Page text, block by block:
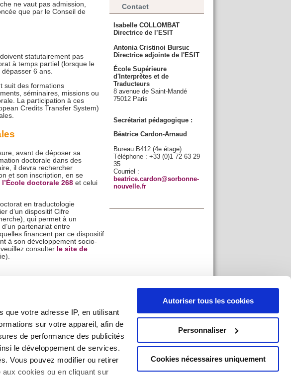
que votre adresse IP, en utilisant
sur votre appareil, afin de
de performance des publicités
le développement de services.
Vous pouvez modifier ou retirer
cookies ou en cliquant sur
Autoriser tous les cookies
Personnaliser
Cookies nécessaires uniquement
ne vaut pas admission,
que par le Conseil de
statutairement pas
à temps partiel (lorsque le
6 ans.
suit des formations
séminaires, missions ou
La participation à ces
Credits Transfer System)
avant de déposer sa
doctorale dans des
il devra rechercher
et son inscription, en se
doctorale 268et celui
en traductologie
d’un dispositif Cifre
qui permet à un
partenariat entre
financent par ce dispositif
à son développement socio-
consulter le site de
les besoins de
requis. Les docteurs en
assurer ou mettre en
d’œuvres traduites ou
internationales ou de
ou d’interprétation.
Contact
Isabelle COLLOMBAT
Directrice de l’ESIT
Antonia Cristinoi Bursuc
Directrice adjointe de l'ESIT
École Supérieure
d'Interprètes et de
Traducteurs
8 avenue de Saint-Mandé
75012 Paris
Secrétariat pédagogique :
Béatrice Cardon-Arnaud
Bureau B412 (4e étage)
Téléphone : +33 (0)1 72 63 29
35
Courriel :
beatrice.cardon@sorbonne-
nouvelle.fr